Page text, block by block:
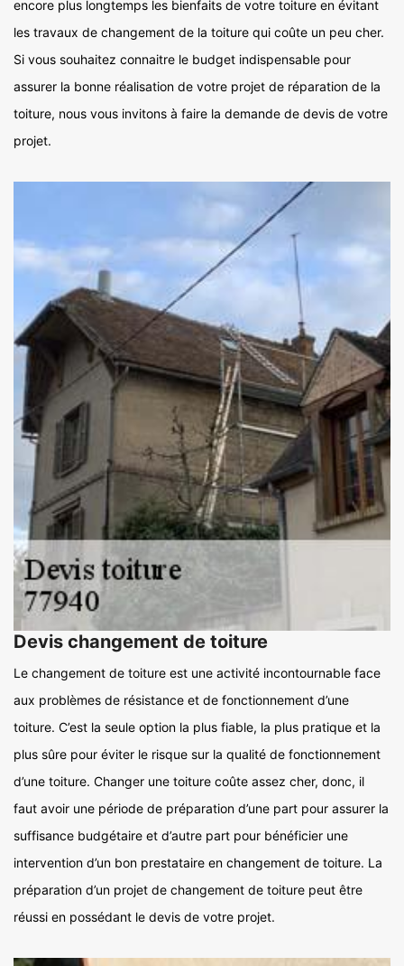
encore plus longtemps les bienfaits de votre toiture en évitant
les travaux de changement de la toiture qui coûte un peu cher.
Si vous souhaitez connaitre le budget indispensable pour
assurer la bonne réalisation de votre projet de réparation de la
toiture, nous vous invitons à faire la demande de devis de votre
projet.
Devis changement de toiture
Le changement de toiture est une activité incontournable face
aux problèmes de résistance et de fonctionnement d’une
toiture. C’est la seule option la plus fiable, la plus pratique et la
plus sûre pour éviter le risque sur la qualité de fonctionnement
d’une toiture. Changer une toiture coûte assez cher, donc, il
faut avoir une période de préparation d’une part pour assurer la
suffisance budgétaire et d’autre part pour bénéficier une
intervention d’un bon prestataire en changement de toiture. La
préparation d’un projet de changement de toiture peut être
réussi en possédant le devis de votre projet.